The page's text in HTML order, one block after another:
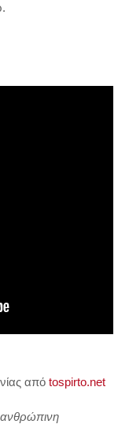
από tospirto.net
ανθρώπινη